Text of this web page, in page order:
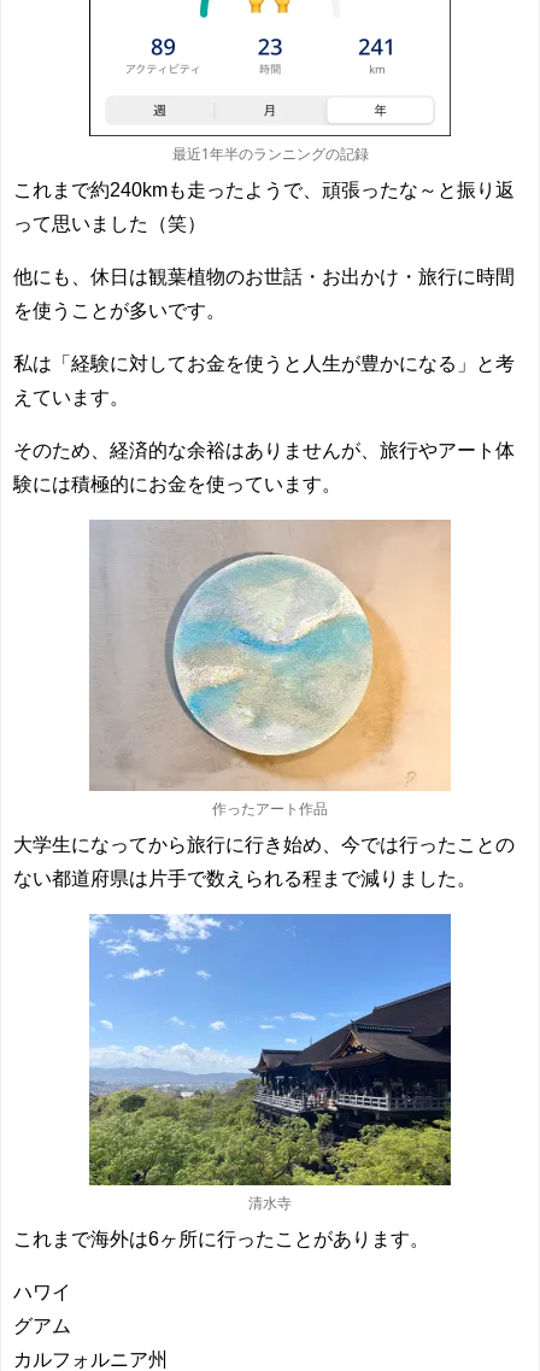
最近1年半のランニングの記録
これまで約240kmも走ったようで、頑張ったな～と振り返
って思いました（笑）
他にも、休日は観葉植物のお世話・お出かけ・旅行に時間
を使うことが多いです。
私は「経験に対してお金を使うと人生が豊かになる」と考
えています。
そのため、経済的な余裕はありませんが、旅行やアート体
験には積極的にお金を使っています。
作ったアート作品
大学生になってから旅行に行き始め、今では行ったことの
ない都道府県は片手で数えられる程まで減りました。
清水寺
これまで海外は6ヶ所に行ったことがあります。
ハワイ
グアム
カルフォルニア州